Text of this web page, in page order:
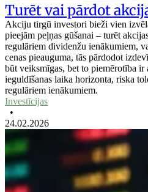
Turēt vai pārdot
Akciju tirgū investori bieži vien
pieejām peļņas gūšanai – turēt
regulāriem dividenžu ienākumiem,
cenas pieauguma, tās pārdodot
būt veiksmīgas, bet to piemērotība
ieguldīšanas laika horizonta, riska
regulāriem ienākumiem.
Investīcijas
•
24.02.2026